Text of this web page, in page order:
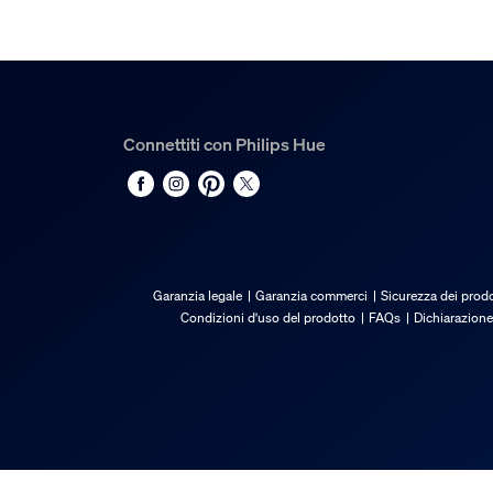
Intensità regolabile con app Hue e interruttore
Sì
Caratteristiche luce
Connettiti con Philips Hue
Garanzia legale Garanzia commerci Sicurezza dei
Condizioni d'uso del prodotto
FAQs